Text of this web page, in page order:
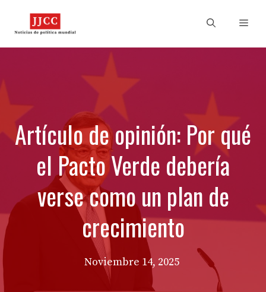
Artículo de opinión: Por qué
el Pacto Verde debería
verse como un plan de
crecimiento
Noviembre 14, 2025